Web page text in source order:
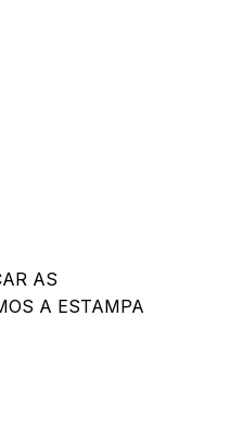
AS
A ESTAMPA